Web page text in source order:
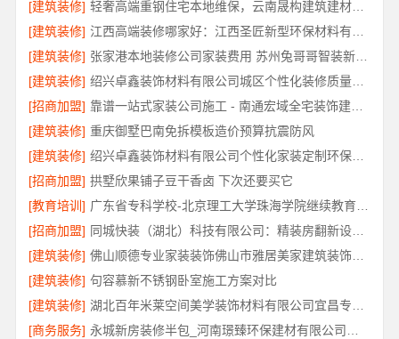
[建筑装修]
轻奢高端重钢住宅本地维保，云南晟构建筑建材有限公司全程护航
[建筑装修]
[建筑装修]
张家港本地装修公司家装费用 苏州兔哥哥智装新材料有限公司
[建筑装修]
绍兴卓鑫装饰材料有限公司城区个性化装修质量有保障
[招商加盟]
靠谱一站式家装公司施工 - 南通宏域全宅装饰建材有限公司
[建筑装修] 重庆御墅巴南免拆模板造价预算抗震防风
[建筑装修]
绍兴卓鑫装饰材料有限公司个性化家装定制环保优质材料
[招商加盟] 拱墅欣果铺子豆干香卤 下次还要买它
[教育培训]
广东省专科学校-北京理工大学珠海学院继续教育学院
[招商加盟]
同城快装（湖北）科技有限公司：精装房翻新设计零增项
[建筑装修]
佛山顺德专业家装装饰佛山市雅居美家建筑装饰工程有限公司
[建筑装修] 句容慕新不锈钢卧室施工方案对比
[建筑装修]
[商务服务]